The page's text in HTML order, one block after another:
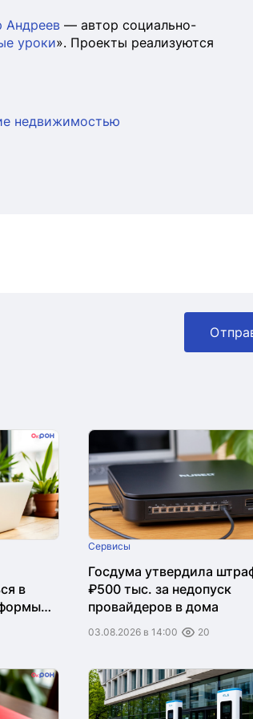
Андреев — автор социально-
уроки». Проекты реализуются
недвижимостью
в
Сервисы
Госдума утвердила
₽500 тыс. за недопуск
провайдеров в дома
03.08.2026 в 14:00 20